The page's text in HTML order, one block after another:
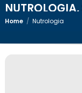
NUTROLOGIA,
Home / Nutrologia